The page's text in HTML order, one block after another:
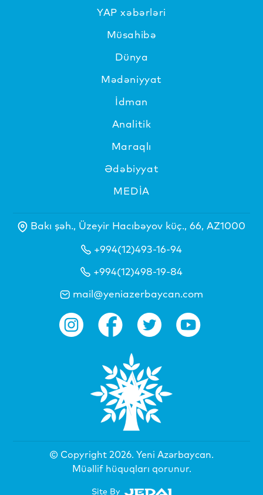
YAP xəbərləri
Müsahibə
Dünya
Mədəniyyat
İdman
Analitik
Maraqlı
Ədəbiyyat
MEDİA
Bakı şəh., Üzeyir Hacıbəyov küç., 66, AZ1000
+994(12)493-16-94
+994(12)498-19-84
mail@yeniazerbaycan.com
© Copyright 2026. Yeni Azərbaycan.
Müəllif hüquqları qorunur.
Site By